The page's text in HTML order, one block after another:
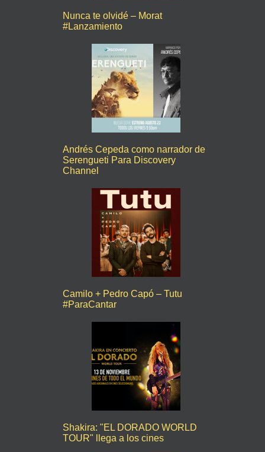
Nunca te olvidé – Morat
#Lanzamiento
Andrés Cepeda como narrador de
Serengueti Para Discovery
Channel
Camilo + Pedro Capó – Tutu
#ParaCantar
Shakira: "EL DORADO WORLD
TOUR" llega a los cines